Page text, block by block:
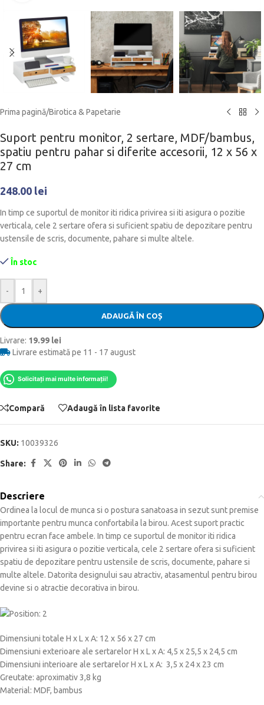
Prima pagină/Birotica & Papetarie
Suport pentru monitor, 2 sertare, MDF/bambus,
spatiu pentru pahar si diferite accesorii, 12 x 56 x
27 cm
248.00 lei
In timp ce suportul de monitor iti ridica privirea si iti asigura o pozitie
verticala, cele 2 sertare ofera si suficient spatiu de depozitare pentru
ustensile de scris, documente, pahare si multe altele.
În stoc
- +
ADAUGĂ ÎN COȘ
Livrare: 19.99 lei
Livrare estimată pe 11 - 17 august
Solicitați mai multe informații!
Compară Adaugă în lista favorite
SKU: 10039326
Share:
Descriere
Ordinea la locul de munca si o postura sanatoasa in sezut sunt premise
importante pentru munca confortabila la birou. Acest suport practic
pentru ecran face ambele. In timp ce suportul de monitor iti ridica
privirea si iti asigura o pozitie verticala, cele 2 sertare ofera si suficient
spatiu de depozitare pentru ustensile de scris, documente, pahare si
multe altele. Datorita designului sau atractiv, atasamentul pentru birou
devine si o atractie decorativa in birou.
Dimensiuni totale H x L x A: 12 x 56 x 27 cm
Dimensiuni exterioare ale sertarelor H x L x A: 4,5 x 25,5 x 24,5 cm
Dimensiuni interioare ale sertarelor H x L x A: 3,5 x 24 x 23 cm
Greutate: aproximativ 3,8 kg
Material: MDF, bambus